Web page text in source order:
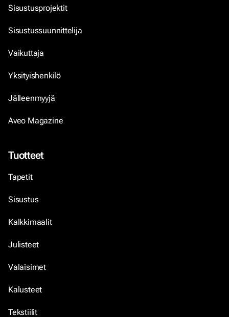
Sisustusprojektit
Sisustussuunnittelija
Vaikuttaja
Yksityishenkilö
Jälleenmyyjä
Aveo Magazine
Tuotteet
Tapetit
Sisustus
Kalkkimaalit
Julisteet
Valaisimet
Kalusteet
Tekstiilit